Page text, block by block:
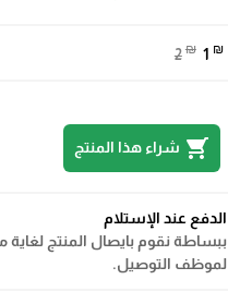
2 ₪ 1 ₪
shopping_cart شراء هذا المنتج
الدفع عند الإستلام
ببساطة نقوم بايصال المنتج لغاية
لموظف التوصيل.